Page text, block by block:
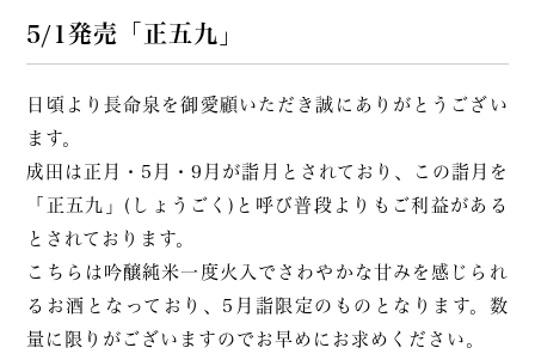
5/1発売「正五九」
日頃より長命泉を御愛顧いただき誠にありがとうござい
ます。
成田は正月・5月・9月が詣月とされており、この詣月を
「正五九」(しょうごく)と呼び普段よりもご利益がある
とされております。
こちらは吟醸純米一度火入でさわやかな甘みを感じられ
るお酒となっており、5月詣限定のものとなります。数
量に限りがございますのでお早めにお求めください。